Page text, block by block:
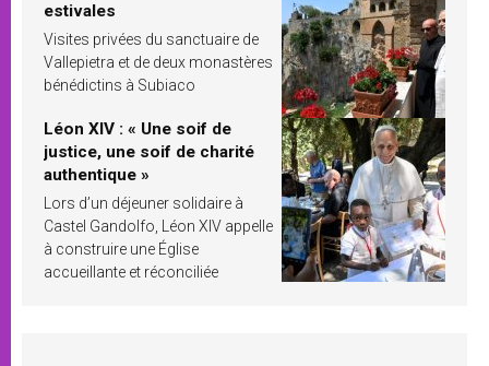
estivales
Visites privées du sanctuaire de
Vallepietra et de deux monastères
bénédictins à Subiaco
Léon XIV : « Une soif de
justice, une soif de charité
authentique »
Lors d’un déjeuner solidaire à
Castel Gandolfo, Léon XIV appelle
à construire une Église
accueillante et réconciliée